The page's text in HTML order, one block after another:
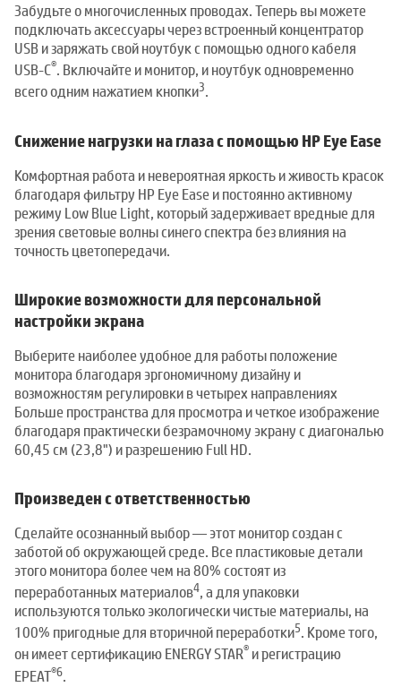
Забудьте о многочисленных проводах. Теперь вы можете
подключать аксессуары через встроенный концентратор
USB и заряжать свой ноутбук с помощью одного кабеля
USB-C®. Включайте и монитор, и ноутбук одновременно
всего одним нажатием кнопки3.
Снижение нагрузки на глаза с помощью HP Eye Ease
Комфортная работа и невероятная яркость и живость красок
благодаря фильтру HP Eye Ease и постоянно активному
режиму Low Blue Light, который задерживает вредные для
зрения световые волны синего спектра без влияния на
точность цветопередачи.
Широкие возможности для персональной
настройки экрана
Выберите наиболее удобное для работы положение
монитора благодаря эргономичному дизайну и
возможностям регулировки в четырех направлениях
Больше пространства для просмотра и четкое изображение
благодаря практически безрамочному экрану с диагональю
60,45 см (23,8") и разрешению Full HD.
Произведен с ответственностью
Сделайте осознанный выбор — этот монитор создан с
заботой об окружающей среде. Все пластиковые детали
этого монитора более чем на 80% состоят из
переработанных материалов4, а для упаковки
используются только экологически чистые материалы, на
100% пригодные для вторичной переработки5. Кроме того,
он имеет сертификацию ENERGY STAR® и регистрацию
EPEAT®6.